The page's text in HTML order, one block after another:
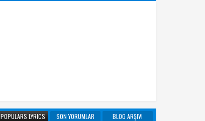
POPULARS LYRICS SON YORUMLAR BLOG ARŞIVI